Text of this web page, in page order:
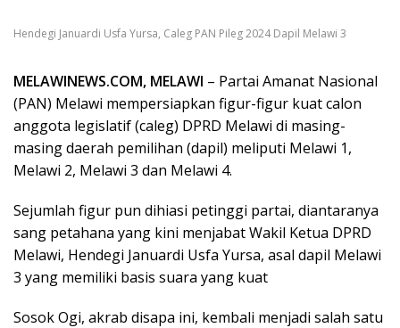
Hendegi Januardi Usfa Yursa, Caleg PAN Pileg 2024 Dapil Melawi 3
MELAWINEWS.COM, MELAWI – Partai Amanat Nasional
(PAN) Melawi mempersiapkan figur-figur kuat calon
anggota legislatif (caleg) DPRD Melawi di masing-
masing daerah pemilihan (dapil) meliputi Melawi 1,
Melawi 2, Melawi 3 dan Melawi 4.
Sejumlah figur pun dihiasi petinggi partai, diantaranya
sang petahana yang kini menjabat Wakil Ketua DPRD
Melawi, Hendegi Januardi Usfa Yursa, asal dapil Melawi
3 yang memiliki basis suara yang kuat
Sosok Ogi, akrab disapa ini, kembali menjadi salah satu